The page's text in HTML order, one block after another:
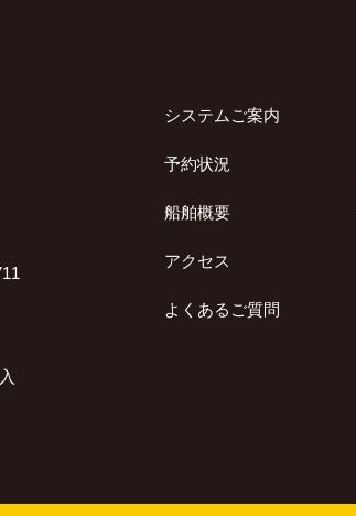
システムご案内
予約状況
船舶概要
アクセス
よくあるご質問